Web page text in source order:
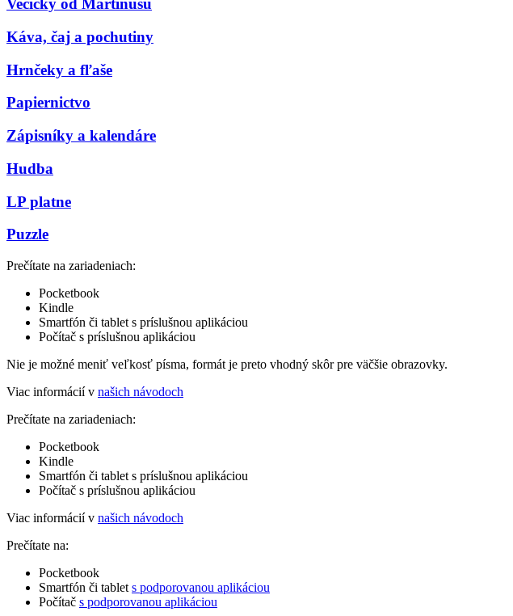
Vecičky od Martinusu
Káva, čaj a pochutiny
Hrnčeky a fľaše
Papiernictvo
Zápisníky a kalendáre
Hudba
LP platne
Puzzle
Prečítate na zariadeniach:
Pocketbook
Kindle
Smartfón či tablet s príslušnou aplikáciou
Počítač s príslušnou aplikáciou
Nie je možné meniť veľkosť písma, formát je preto vhodný skôr pre väčšie obrazovky.
Viac informácií v našich návodoch
Prečítate na zariadeniach:
Pocketbook
Kindle
Smartfón či tablet s príslušnou aplikáciou
Počítač s príslušnou aplikáciou
Viac informácií v našich návodoch
Prečítate na:
Pocketbook
Smartfón či tablet s podporovanou aplikáciou
Počítač s podporovanou aplikáciou